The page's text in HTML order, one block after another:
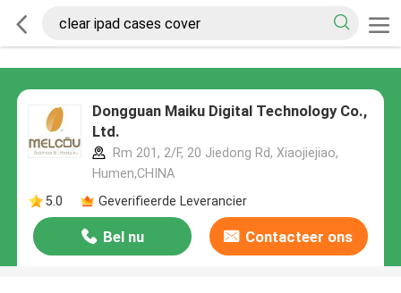
Dongguan Maiku Digital Technology Co.,
Ltd.
Rm 201, 2/F, 20 Jiedong Rd, Xiaojiejiao,
Humen,CHINA
5.0
Geverifieerde Leverancier
Bel nu Contacteer ons